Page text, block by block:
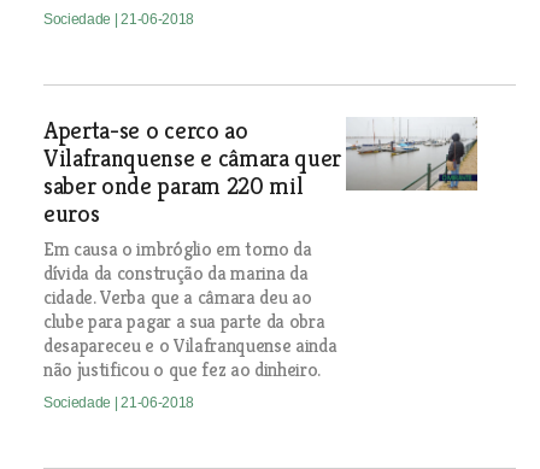
Sociedade | 21-06-2018
Aperta-se o cerco ao
Vilafranquense e câmara quer
saber onde param 220 mil
euros
Em causa o imbróglio em torno da
dívida da construção da marina da
cidade. Verba que a câmara deu ao
clube para pagar a sua parte da obra
desapareceu e o Vilafranquense ainda
não justificou o que fez ao dinheiro.
Sociedade | 21-06-2018